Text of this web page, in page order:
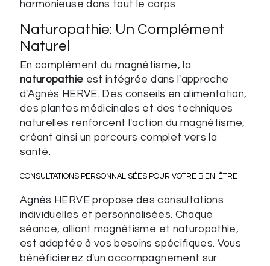
harmonieuse dans tout le corps.
Naturopathie: Un Complément
Naturel
En complément du magnétisme, la
naturopathie est intégrée dans l'approche
d'Agnès HERVE. Des conseils en alimentation,
des plantes médicinales et des techniques
naturelles renforcent l'action du magnétisme,
créant ainsi un parcours complet vers la
santé.
CONSULTATIONS PERSONNALISÉES POUR VOTRE BIEN-ÊTRE
Agnès HERVE propose des consultations
individuelles et personnalisées. Chaque
séance, alliant magnétisme et naturopathie,
est adaptée à vos besoins spécifiques. Vous
bénéficierez d'un accompagnement sur